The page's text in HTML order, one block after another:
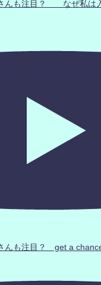
んも注目？ なぜ私は
んも注目？ get a